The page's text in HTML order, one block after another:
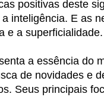
positivas deste
inteligência. E as
e a superficialidade.
a essência do
de novidades e
Seus principais